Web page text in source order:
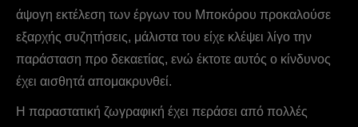
άψογη εκτέλεση των έργων του Mποκόρου προκαλούσε
εξαρχής συζητήσεις, μάλιστα του είχε κλέψει λίγο την
παράσταση προ δεκαετίας, ενώ έκτοτε αυτός ο κίνδυνος
έχει αισθητά απομακρυνθεί.
Η παραστατική ζωγραφική έχει περάσει από πολλές